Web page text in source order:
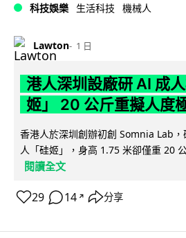
科技娛樂 生活科技 機械人
Lawton 1 日
港人深圳設廠研 AI 成
姬」 20 公斤重擬人度
香港人於深圳創辦初創 Somnia Lab
人「硅姬」，身高 1.75 米卻僅重 20
閱讀全文
29 14 ↗ 分享